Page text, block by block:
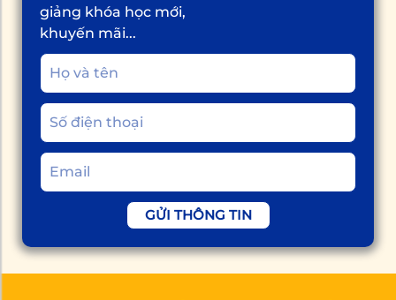
giảng khóa học mới,
khuyến mãi...
GỬI THÔNG TIN